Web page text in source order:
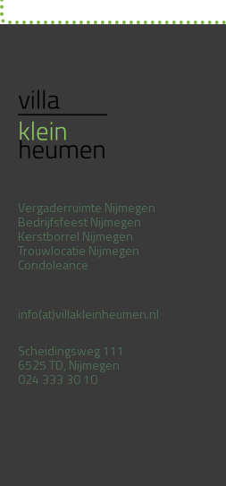
Vergaderruimte Nijmegen
Bedrijfsfeest Nijmegen
Kerstborrel Nijmegen
Trouwlocatie Nijmegen
Condoleance
info(at)villakleinheumen.nl
Scheidingsweg 111
6525 TD, Nijmegen
024 333 30 10